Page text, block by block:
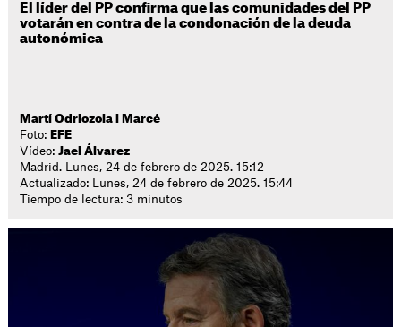
El líder del PP confirma que las comunidades del PP
votarán en contra de la condonación de la deuda
autonómica
Martí Odriozola i Marcé
Foto: EFE
Vídeo:Jael Álvarez
Madrid. Lunes, 24 de febrero de 2025. 15:12
Actualizado: Lunes, 24 de febrero de 2025. 15:44
Tiempo de lectura: 3 minutos